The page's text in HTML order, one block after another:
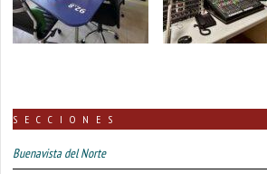
SECCIONES
Buenavista del Norte